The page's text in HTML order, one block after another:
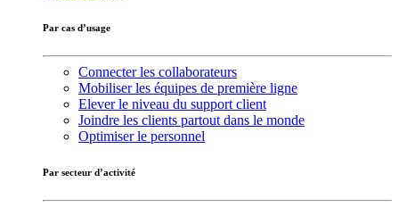
Par cas d’usage
Connecter les collaborateurs
Mobiliser les équipes de première ligne
Elever le niveau du support client
Joindre les clients partout dans le monde
Optimiser le personnel
Par secteur d’activité